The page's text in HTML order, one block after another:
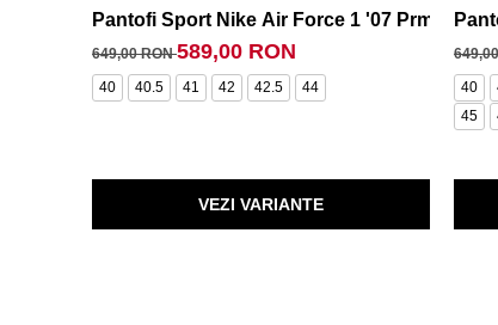
Pantofi Sport Nike Air Force 1 '07 Prm
649,00 RON589,00 RON
40 40.5 41 42 42.5 44
VEZI VARIANTE
40
45